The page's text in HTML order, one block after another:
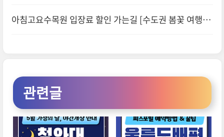
아침고요수목원 입장료 할인 가는길 [수도권 봄꽃 여행
관련글